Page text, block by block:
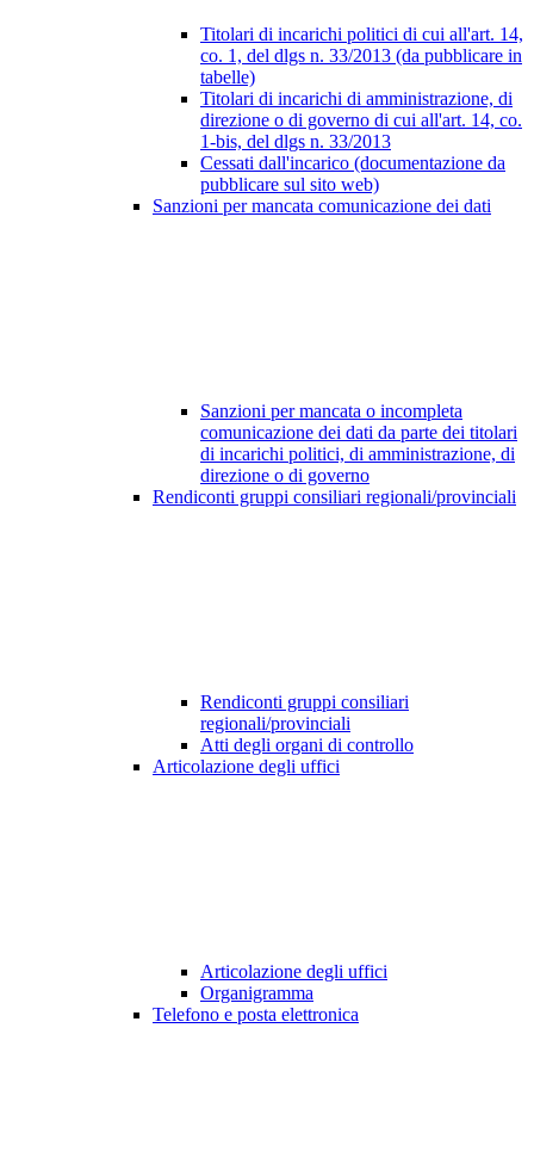
Titolari di incarichi politici di cui all'art. 14,
co. 1, del dlgs n. 33/2013 (da pubblicare in
tabelle)
Titolari di incarichi di amministrazione, di
direzione o di governo di cui all'art. 14, co.
1-bis, del dlgs n. 33/2013
Cessati dall'incarico (documentazione da
pubblicare sul sito web)
Sanzioni per mancata comunicazione dei dati
Sanzioni per mancata o incompleta
comunicazione dei dati da parte dei titolari
di incarichi politici, di amministrazione, di
direzione o di governo
Rendiconti gruppi consiliari regionali/provinciali
Rendiconti gruppi consiliari
regionali/provinciali
Atti degli organi di controllo
Articolazione degli uffici
Articolazione degli uffici
Organigramma
Telefono e posta elettronica